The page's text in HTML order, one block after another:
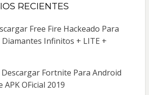
RECIENTES
Free Fire Hackeado Para
Diamantes Infinitos + LITE +
Descargar Fortnite Para Android
OFicial 2019